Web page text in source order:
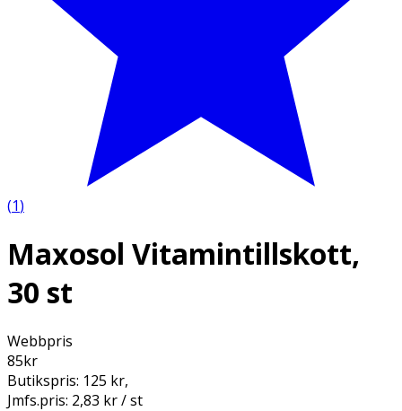
(1)
Maxosol Vitamintillskott,
30 st
Webbpris
85kr
Butikspris: 125 kr,
Jmfs.pris: 2,83 kr / st